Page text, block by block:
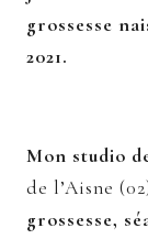
grossesse
2021.
Mon studio
de l’Aisne
grossesse,